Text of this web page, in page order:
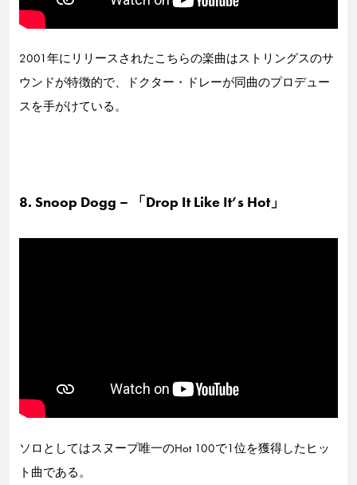
2001年にリリースされたこちらの楽曲はストリングスのサ
ウンドが特徴的で、ドクター・ドレーが同曲のプロデュー
スを手がけている。
8. Snoop Dogg – 「Drop It Like It’s Hot」
ソロとしてはスヌープ唯一のHot 100で1位を獲得したヒッ
ト曲である。